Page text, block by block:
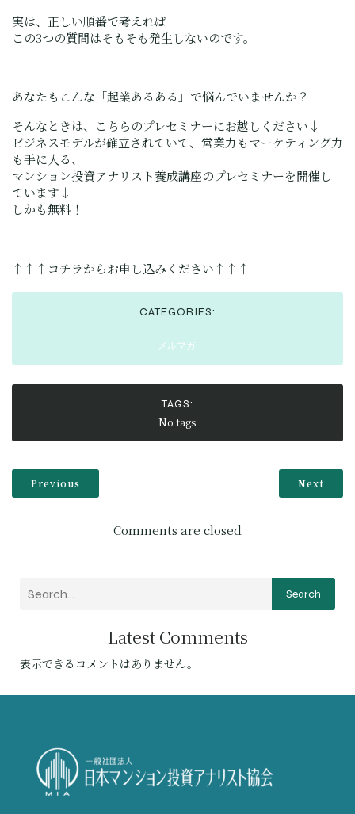
実は、正しい順番で考えれば
この3つの質問はそもそも発生しないのです。
あなたもこんな「起業あるある」で悩んでいませんか？
そんなときは、こちらのプレセミナーにお越しください↓
ビジネスモデルが確立されていて、営業力もマーケティング力
も手に入る、
マンション投資アナリスト養成講座のプレセミナーを開催し
ています↓
しかも無料！
↑↑↑コチラからお申し込みください↑↑↑
CATEGORIES:
メルマガ
TAGS:
No tags
Previous Next
Comments are closed
Search
Latest Comments
表示できるコメントはありません。